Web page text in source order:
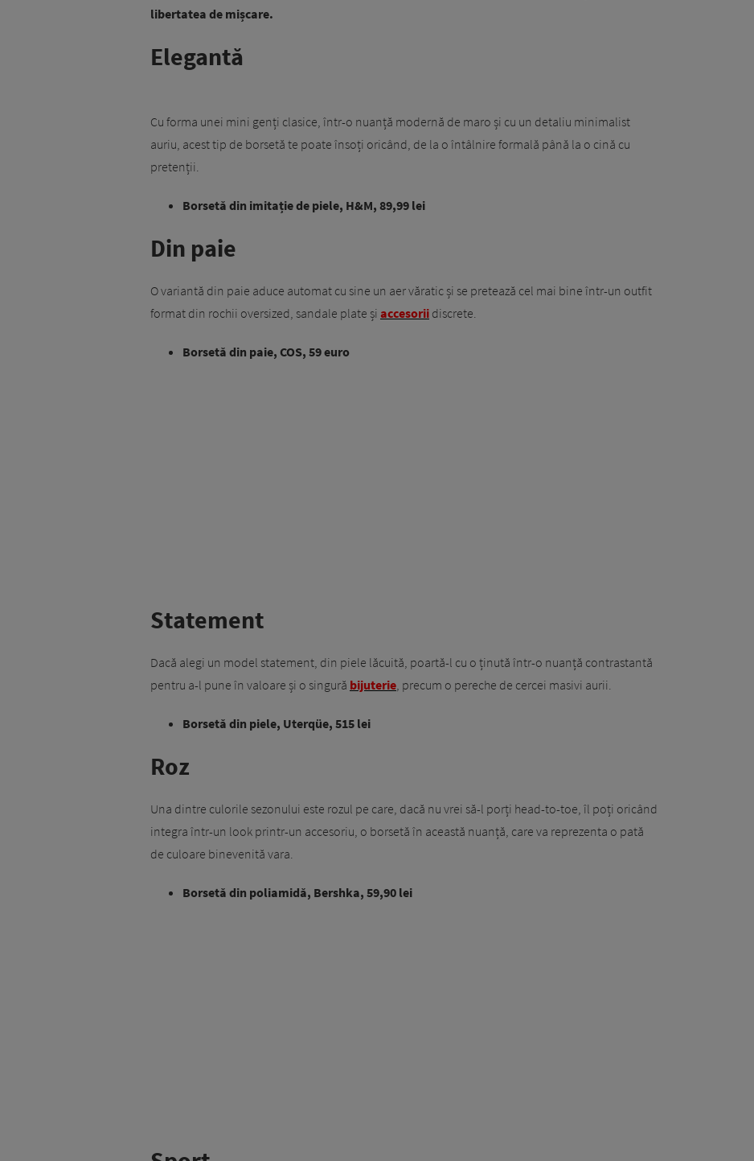
libertatea de mișcare.
Elegantă
Cu forma unei mini genți clasice, într-o nuanță modernă de maro și cu un detaliu minimalist
auriu, acest tip de borsetă te poate însoți oricând, de la o întâlnire formală până la o cină cu
pretenții.
Borsetă din imitație de piele, H&M, 89,99 lei
Din paie
O variantă din paie aduce automat cu sine un aer văratic și se pretează cel mai bine într-un outfit
format din rochii oversized, sandale plate și accesorii discrete.
Borsetă din paie, COS, 59 euro
Statement
Dacă alegi un model statement, din piele lăcuită, poartă-l cu o ținută într-o nuanță contrastantă
pentru a-l pune în valoare și o singură bijuterie, precum o pereche de cercei masivi aurii.
Borsetă din piele, Uterqüe, 515 lei
Roz
Una dintre culorile sezonului este rozul pe care, dacă nu vrei să-l porți head-to-toe, îl poți oricând
integra într-un look printr-un accesoriu, o borsetă în această nuanță, care va reprezenta o pată
de culoare binevenită vara.
Borsetă din poliamidă, Bershka, 59,90 lei